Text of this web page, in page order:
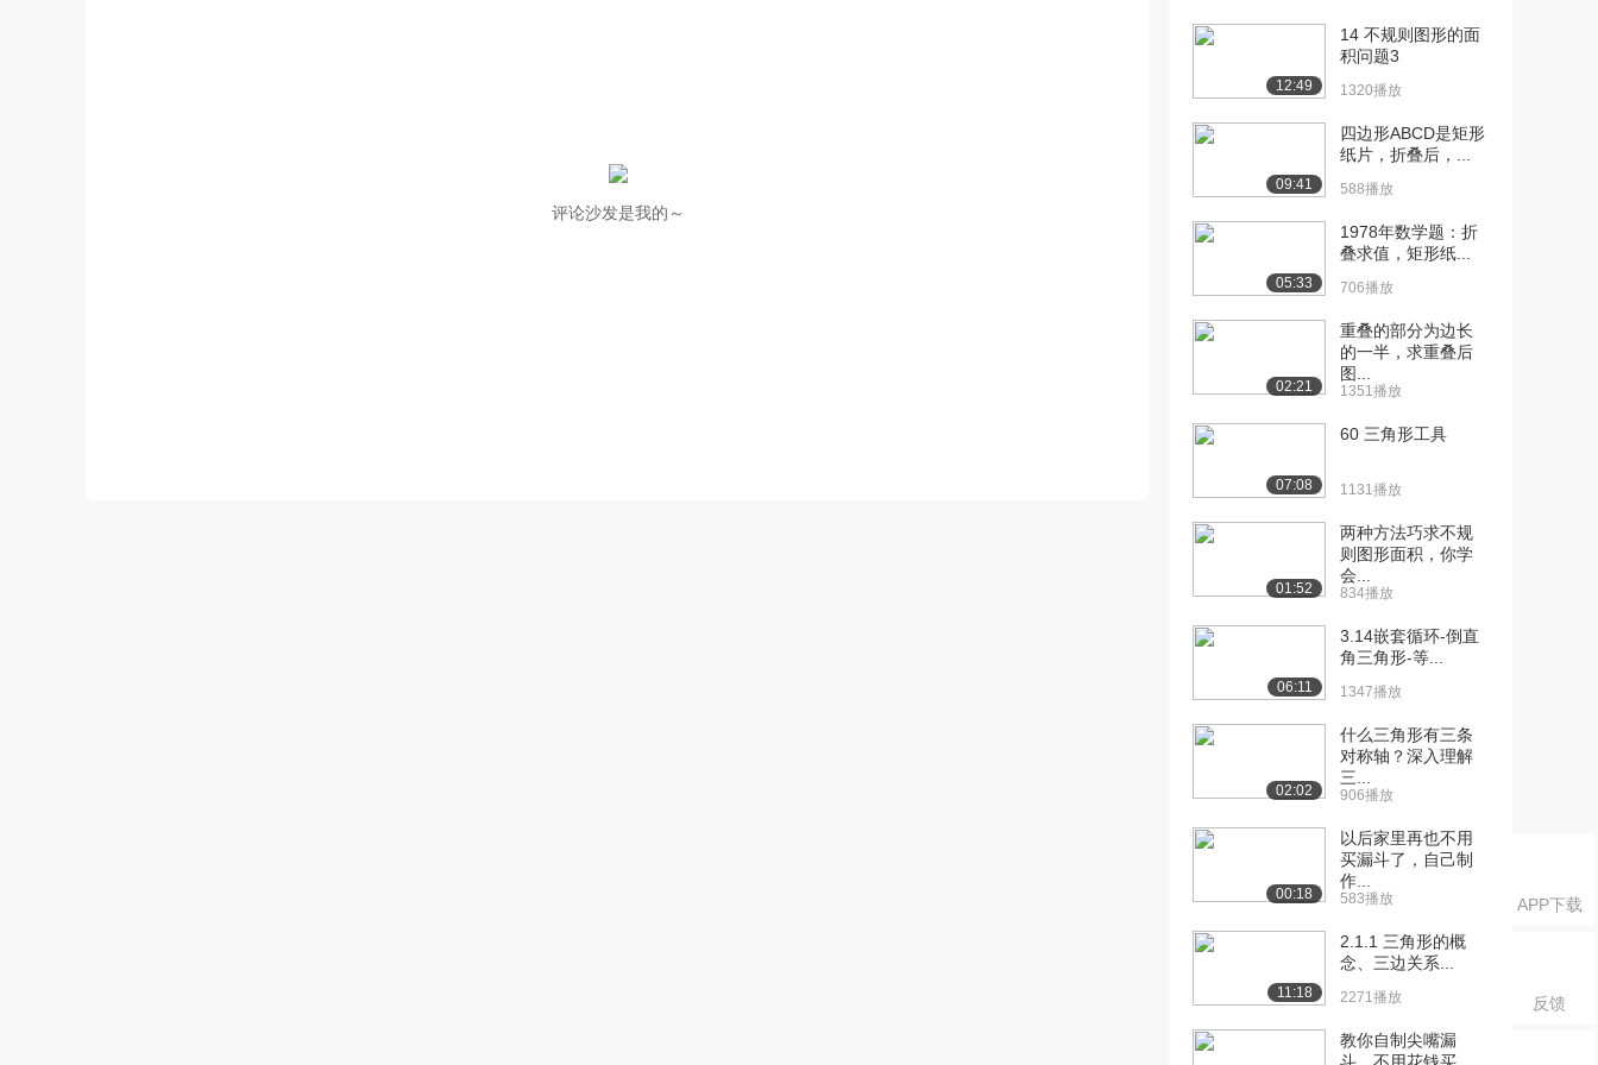
APP下载
反馈
评论沙发是我的～
[10] 9.开篇-枫叶云笔记的
01:18
[11] 1.1Python可以从事哪
10:41
[12] 1.2程序设计语言的分
07:44
[13] 1.3编译和解释 06:22
[14] 1.4Python语言的概述
[16] 1.6IPO程序编写方法 03:05
[17] 1.7使用print函数进行
简单输...
1.5万播放
[18] 1.8使用print函数进行
复杂的...
9635播放
[19] 1.9Python中的基本输
7847播放
[20] 1.10Python中的注释
[21] 1.11Python中的代码
5977播放
04:29
[22] 1.12难点解答 04:06
12:49
14 不规则图形的面
积问题3
1320播放
09:41
四边形ABCD是矩形
纸片，折叠后，...
588播放
05:33
1978年数学题：折
叠求值，矩形纸...
706播放
02:21
重叠的部分为边长
的一半，求重叠后
图...
1351播放
07:08
60 三角形工具
1131播放
01:52
两种方法巧求不规
则图形面积，你学
会...
834播放
06:11
3.14嵌套循环-倒直
角三角形-等...
1347播放
02:02
什么三角形有三条
对称轴？深入理解
三...
906播放
00:18
以后家里再也不用
买漏斗了，自己制
作...
583播放
11:18
2.1.1 三角形的概
念、三边关系...
2271播放
教你自制尖嘴漏